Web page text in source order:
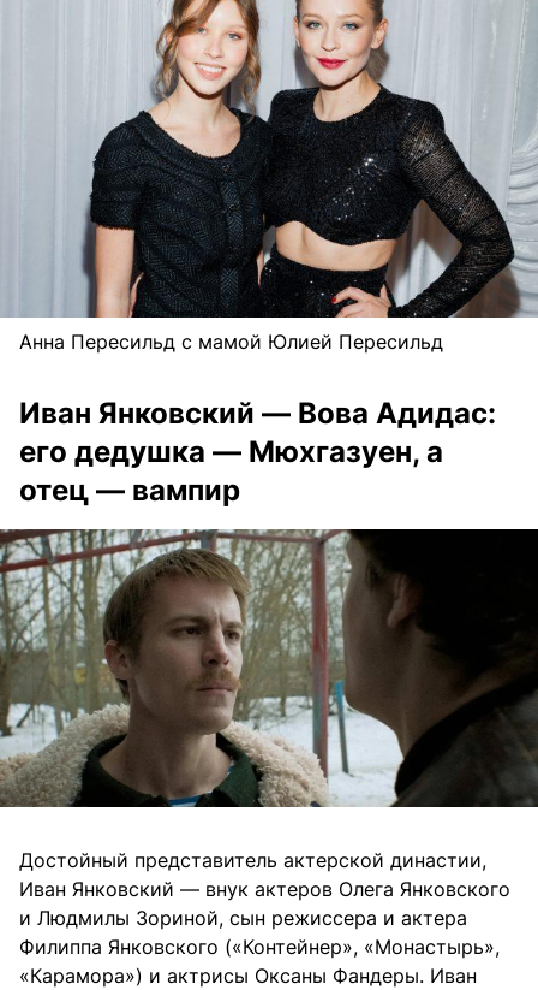
Анна Пересильд с мамой Юлией Пересильд
Иван Янковский — Вова Адидас:
его дедушка — Мюхгазуен, а
отец — вампир
Достойный представитель актерской династии,
Иван Янковский — внук актеров Олега Янковского
и Людмилы Зориной, сын режиссера и актера
Филиппа Янковского («Контейнер», «Монастырь»,
«Карамора») и актрисы Оксаны Фандеры. Иван